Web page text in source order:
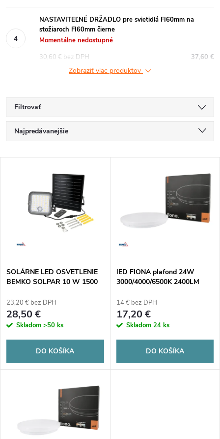
NASTAVITEĽNÉ DRŽADLO pre svietidlá FI60mm na
stožiaroch FI60mm čierne
Momentálne nedostupné
37,60 €
30,60 € bez DPH
Zobraziť viac produktov
Filtrovať
R
a
e
p
r
d
Najpredávanejšie
Abecedne
s
p
r
o
d
SOLÁRNE LED OSVETLENIE
BEMKO SOLPAR 10 W 1500
S PIR
23,20 € bez DPH
28,50 €
Skladom >50 ks
DO KOŠÍKA
lED FIONA plafond 24W
3000/4000/6500K 2400LM
14 € bez DPH
17,20 €
Skladom 24 ks
DO KOŠÍKA